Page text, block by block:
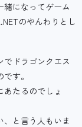
緒になってゲーム
のやんわりとし
ドラゴンクエス
す。
たるのでしょ
、と言う人もいま